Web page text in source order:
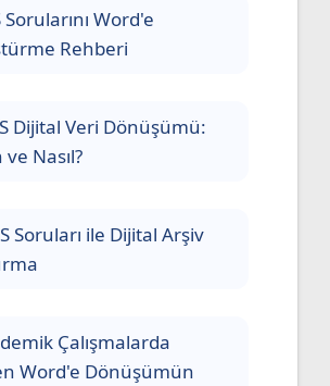
Sorularını Word'e
Rehberi
Dijital Veri Dönüşümü:
Nasıl?
Soruları ile Dijital Arşiv
Çalışmalarda
Word'e Dönüşümün